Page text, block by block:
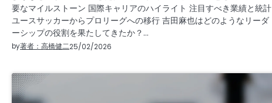
要なマイルストーン 国際キャリアのハイライト 注目すべき業績と統計
ユースサッカーからプロリーグへの移行 吉田麻也はどのようなリーダ
ーシップの役割を果たしてきたか？…
by著者：高橋健二25/02/2026